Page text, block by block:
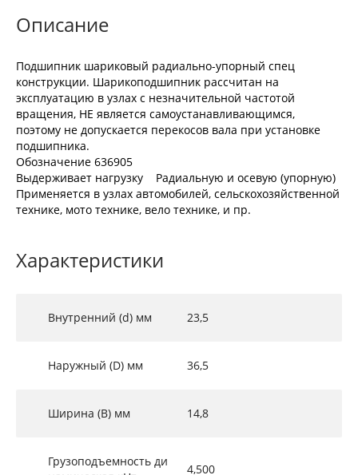
Описание
Подшипник шариковый радиально-упорный спец
конструкции. Шарикоподшипник рассчитан на
эксплуатацию в узлах с незначительной частотой
вращения, НЕ является самоустанавливающимся,
поэтому не допускается перекосов вала при установке
подшипника.
Обозначение 636905
Выдерживает нагрузку Радиальную и осевую (упорную)
Применяется в узлах автомобилей, сельскохозяйственной
технике, мото технике, вело технике, и пр.
Характеристики
Внутренний (d) мм 23,5
Наружный (D) мм 36,5
Ширина (B) мм 14,8
Грузоподъемность ди
4,500